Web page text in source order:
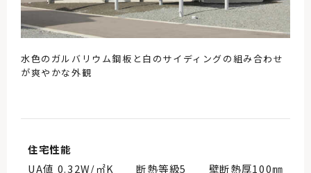
水色のガルバリウム鋼板と白のサイディングの組み合わせ
が爽やかな外観
住宅性能
UA値 0.32W/㎡K 断熱等級5 壁断熱厚100㎜